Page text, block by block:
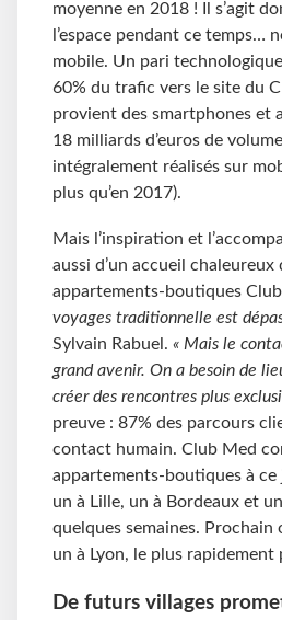
moyenne en 2018 ! Il s’agit
l’espace pendant ce temps…
mobile. Un pari
60% du trafic vers le site du
provient des smartphones et
18 milliards d’euros de
intégralement réalisés sur
plus qu’en 2017).
Mais l’inspiration et
aussi d’un accueil chaleureux
appartements-boutiques
voyages traditionnelle est
Sylvain Rabuel. « Mais le
grand avenir. On a besoin de
créer des rencontres plus
preuve : 87% des parcours
contact humain. Club Med
appartements-boutiques à ce
un à Lille, un à Bordeaux et
quelques semaines.
un à Lyon, le plus rapidement
De futurs villages